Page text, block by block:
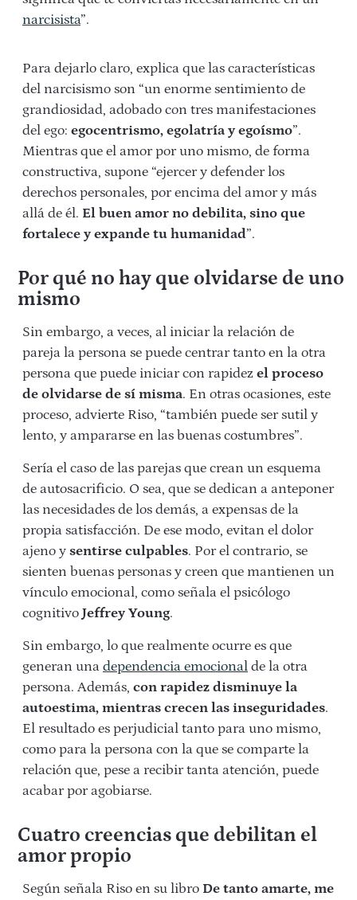
narcisista”.
Para dejarlo claro, explica que las características
del narcisismo son “un enorme sentimiento de
grandiosidad, adobado con tres manifestaciones
del ego: egocentrismo, egolatría y egoísmo”.
Mientras que el amor por uno mismo, de forma
constructiva, supone “ejercer y defender los
derechos personales, por encima del amor y más
allá de él. El buen amor no debilita, sino que
fortalece y expande tu humanidad”.
Por qué no hay que olvidarse de uno
mismo
Sin embargo, a veces, al iniciar la relación de
pareja la persona se puede centrar tanto en la otra
persona que puede iniciar con rapidez el proceso
de olvidarse de sí misma. En otras ocasiones, este
proceso, advierte Riso, “también puede ser sutil y
lento, y ampararse en las buenas costumbres”.
Sería el caso de las parejas que crean un esquema
de autosacrificio. O sea, que se dedican a anteponer
las necesidades de los demás, a expensas de la
propia satisfacción. De ese modo, evitan el dolor
ajeno y sentirse culpables. Por el contrario, se
sienten buenas personas y creen que mantienen un
vínculo emocional, como señala el psicólogo
cognitivo Jeffrey Young.
Sin embargo, lo que realmente ocurre es que
generan una dependencia emocional de la otra
persona. Además, con rapidez disminuye la
autoestima, mientras crecen las inseguridades.
El resultado es perjudicial tanto para uno mismo,
como para la persona con la que se comparte la
relación que, pese a recibir tanta atención, puede
acabar por agobiarse.
Cuatro creencias que debilitan el
amor propio
Según señala Riso en su libro De tanto amarte, me